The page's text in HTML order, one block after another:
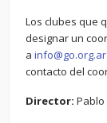
Los clubes que
designar un
a info@go.org.ar
contacto del
Director: Pablo